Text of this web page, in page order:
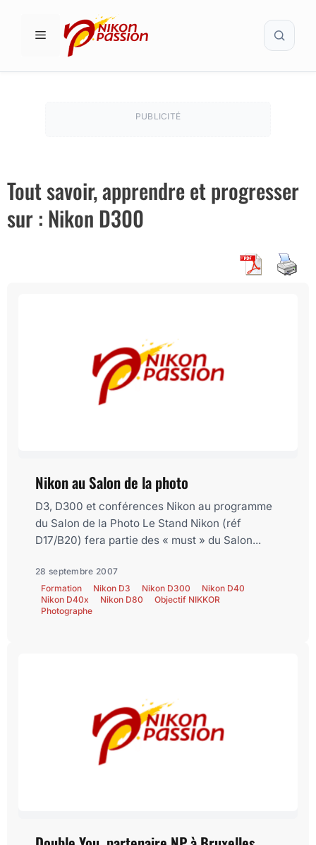
MENU
PUBLICITÉ
Tout savoir, apprendre et progresser
sur : Nikon D300
Nikon au Salon de la photo
D3, D300 et conférences Nikon au programme
du Salon de la Photo Le Stand Nikon (réf
D17/B20) fera partie des « must » du Salon...
28 septembre 2007
Formation
Nikon D3 Nikon D300
Nikon D40
Nikon D40x
Nikon D80
Objectif NIKKOR
Photographe